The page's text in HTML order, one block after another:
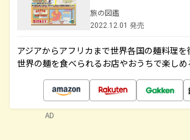
旅の図鑑
2022.12.01 発売
アジアからアフリカまで世界各国の麺料理
世界の麺を食べられるお店やおうちで楽しめ
AD